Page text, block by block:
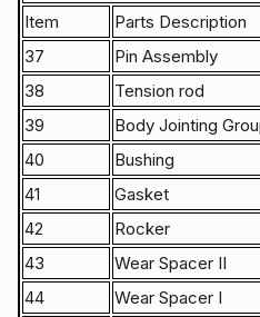
Item
Parts Description
37
Pin Assembly
38
Tension rod
39
Body Jointing
40
Bushing
41
Gasket
42
Rocker
43
Wear Spacer II
44
Wear Spacer I